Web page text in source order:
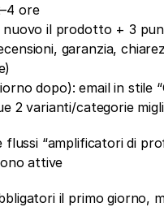
ore
nuovo il prodotto + 3
garanzia,
dopo): email in stile
2 varianti/categorie
flussi “amplificatori di
attive
il primo giorno,